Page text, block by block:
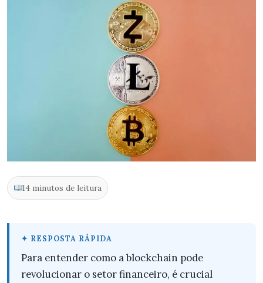
14 minutos de leitura
Para entender como a blockchain pode
revolucionar o setor financeiro, é crucial